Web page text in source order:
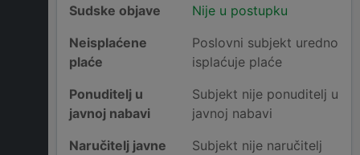
Sudske objave
Nije u postupku
Neisplaćene
plaće
Poslovni subjekt uredno
isplaćuje plaće
Ponuditelj u
javnoj nabavi
Subjekt nije ponuditelj u
javnoj nabavi
Naručitelj javne
Subjekt nije naručitelj